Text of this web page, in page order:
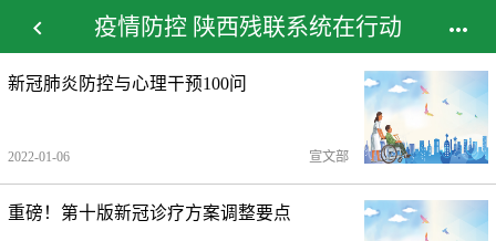
 疫情防控 陕西残联系统在行动 
新冠肺炎防控与心理干预100问
2022-01-06 宣文部
重磅！第十版新冠诊疗方案调整要点